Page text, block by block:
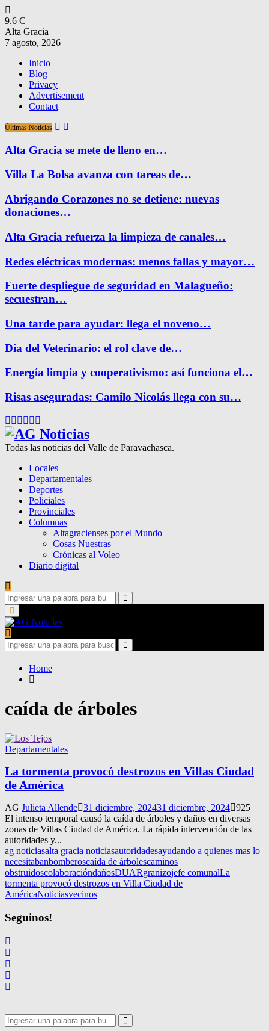
9.6 C
Alta Gracia
7 agosto, 2026
Inicio
Blog
Privacy
Advertisement
Contact
Últimas Noticias
Alta Gracia se mete de lleno en…
Villa La Bolsa avanza con tareas de…
Abrigando Corazones no se detiene: nuevas
donaciones…
Alta Gracia refuerza la limpieza de canales…
Redes eléctricas modernas: menos fallas y mayor…
Fuerte despliegue de seguridad en Malagueño:
secuestran…
Una tarde para ayudar: llega el noveno…
Día del Veterinario: el rol clave de…
Energía limpia y cooperativismo: así funciona el…
Risas aseguradas: Camilo Nicolás llega con su…
Facebook
Twitter
Instagram
Pinterest
Google
Todas las noticias del Valle de Paravachasca.
Locales
Departamentales
Deportes
Policiales
Provinciales
Columnas
Altagracienses por el Mundo
Cosas Nuestras
Crónicas al Voleo
Diario digital
Search
for:
Search
Primary
Menu
Search
for:
Search
Home
caída de árboles
Departamentales
La tormenta provocó destrozos en Villas Ciudad
de América
AG Julieta Allende 31 diciembre, 202431 diciembre, 2024 925
El intenso temporal causó la caída de árboles y daños en diversas
zonas de Villas Ciudad de América. La rápida intervención de las
autoridades y...
ag noticiasalta gracia noticiasautoridadesayudando a quienes mas lo
necesitabanbomberoscaída de árbolescaminos
obstruidoscolaboracióndañosDUARgranizojefe comunalLa
tormenta provocó destrozos en Villa Ciudad de
AméricaNoticiasvecinos
Seguinos!
Search
Search